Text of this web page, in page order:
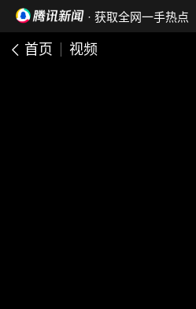
· 获取全网一手热点
首页 视频